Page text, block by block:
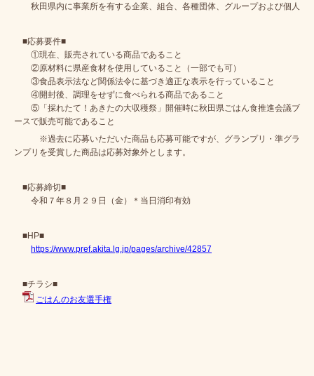
秋田県内に事業所を有する企業、組合、各種団体、グループおよび個人
■応募要件■
①現在、販売されている商品であること
②原材料に県産食材を使用していること（一部でも可）
③食品表示法など関係法令に基づき適正な表示を行っていること
④開封後、調理をせずに食べられる商品であること
⑤「採れたて！あきたの大収穫祭」開催時に秋田県ごはん食推進会議ブ
ースで販売可能であること
※過去に応募いただいた商品も応募可能ですが、グランプリ・準グラ
ンプリを受賞した商品は応募対象外とします。
■応募締切■
令和７年８月２９日（金）＊当日消印有効
■HP■
https://www.pref.akita.lg.jp/pages/archive/42857
■チラシ■
ごはんのお友選手権